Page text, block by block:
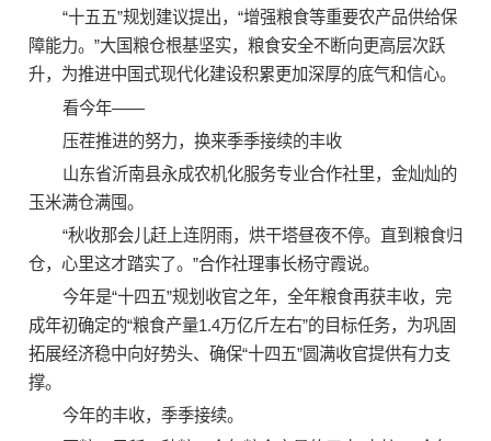
“十五五”规划建议提出，“增强粮食等重要农产品供给保
障能力。”大国粮仓根基坚实，粮食安全不断向更高层次跃
升，为推进中国式现代化建设积累更加深厚的底气和信心。
看今年——
压茬推进的努力，换来季季接续的丰收
山东省沂南县永成农机化服务专业合作社里，金灿灿的
玉米满仓满囤。
“秋收那会儿赶上连阴雨，烘干塔昼夜不停。直到粮食归
仓，心里这才踏实了。”合作社理事长杨守霞说。
今年是“十四五”规划收官之年，全年粮食再获丰收，完
成年初确定的“粮食产量1.4万亿斤左右”的目标任务，为巩固
拓展经济稳中向好势头、确保“十四五”圆满收官提供有力支
撑。
今年的丰收，季季接续。